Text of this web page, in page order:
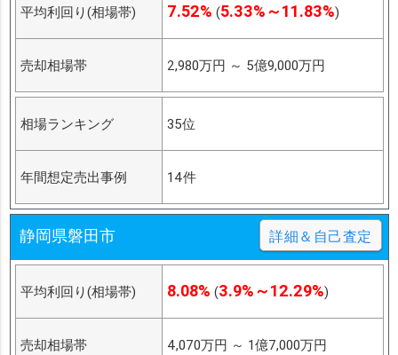
平均利回り(相場帯) 7.52% (5.33%～11.83%)
売却相場帯 2,980万円 ～ 5億9,000万円
相場ランキング 35位
年間想定売出事例 14件
静岡県磐田市 詳細＆自己査定
平均利回り(相場帯) 8.08% (3.9%～12.29%)
売却相場帯 4,070万円 ～ 1億7,000万円